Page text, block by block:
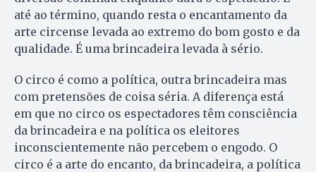
até ao término, quando resta o encantamento da
arte circense levada ao extremo do bom gosto e da
qualidade. É uma brincadeira levada à sério.
O circo é como a política, outra brincadeira mas
com pretensões de coisa séria. A diferença está
em que no circo os espectadores têm consciência
da brincadeira e na política os eleitores
inconscientemente não percebem o engodo. O
circo é a arte do encanto, da brincadeira, a política